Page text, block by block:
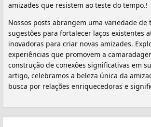
amizades que resistem ao teste do tempo.!
Nossos posts abrangem uma variedade de
sugestões para fortalecer laços existentes
inovadoras para criar novas amizades.
experiências que promovem a
construção de conexões significativas em
artigo, celebramos a beleza única da
busca por relações enriquecedoras e